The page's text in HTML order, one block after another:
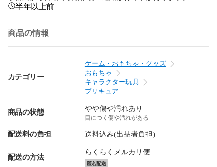
半年以上前
商品の情報
カテゴリー
ゲーム・おもちゃ・グッズ
おもちゃ
キャラクター玩具
プリキュア
商品の状態 やや傷や汚れあり
目につく傷や汚れがある
配送料の負担 送料込み(出品者負担)
配送の方法
らくらくメルカリ便
匿名配送